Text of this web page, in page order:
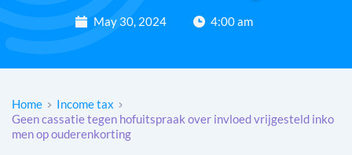
May 30, 2024 4:00 am
Home
Income tax
Geen cassatie tegen hofuitspraak over invloed vrijgesteld inko
men op ouderenkorting